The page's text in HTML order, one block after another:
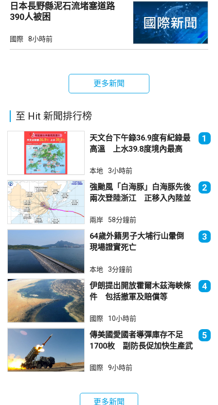
日本長野縣泥石流堵塞道路
390人被困
國際 8小時前
更多新聞
至 Hit 新聞排行榜
天文台下午錄36.9度有紀錄最
高溫 上水39.8度境內最高
1
本地 3小時前
強颱風「白海豚」白海豚先後
兩次登陸浙江 正移入內陸並
2
兩岸 58分鐘前
64歲外籍男子大埔行山暈倒
現場證實死亡
3
本地 3分鐘前
伊朗提出開放霍爾木茲海峽條
件 包括撤軍及賠償等
4
國際 10小時前
傳美國愛國者導彈庫存不足
1700枚 副防長促加快生產武
5
國際 9小時前
更多新聞